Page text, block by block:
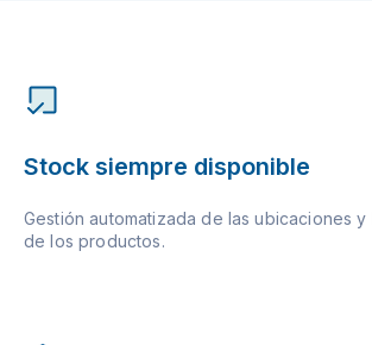
Stock siempre disponible
Gestión automatizada de las ubicaciones y
de los productos.